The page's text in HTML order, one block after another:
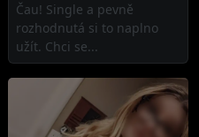
Čau! Single a pevně
rozhodnutá si to naplno
užít. Chci se...